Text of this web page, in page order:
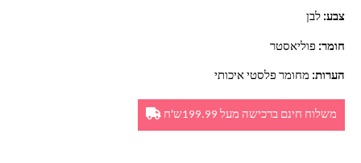
צבע: לבן
חומר: פוליאסטר
הערות: מחומר פלסטי איכותי
משלוח חינם ברכישה מעל 199.99ש'ח